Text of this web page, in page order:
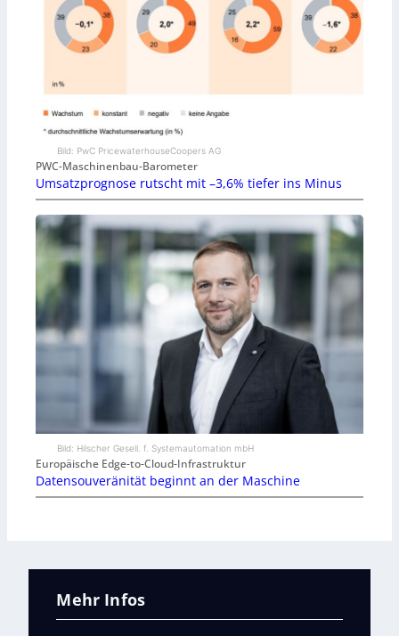
Bild: PwC PricewaterhouseCoopers AG
PWC-Maschinenbau-Barometer
Umsatzprognose rutscht mit –3,6% tiefer ins Minus
Bild: Hilscher Gesell. f. Systemautomation mbH
Europäische Edge-to-Cloud-Infrastruktur
Datensouveränität beginnt an der Maschine
Mehr Infos